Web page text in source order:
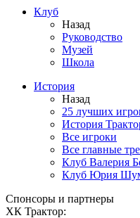
Клуб
Назад
Руководство
Музей
Школа
История
Назад
25 лучших
История
Все игроки
Все главные
Клуб Валерия
Клуб Юрия
Спонсоры и партнеры
ХК Трактор: